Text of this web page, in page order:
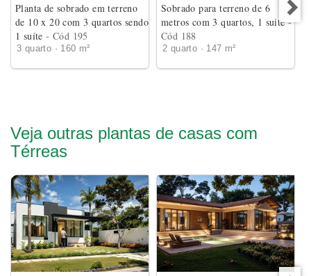
Planta de sobrado em terreno
de 10 x 20 com 3 quartos sendo
1 suíte- Cód 195
3 quarto · 160 m²
Sobrado para terreno de 6
metros com 3 quartos, 1 suite-
Cód 188
2 quarto · 147 m²
Veja outras plantas de casas com
Térreas